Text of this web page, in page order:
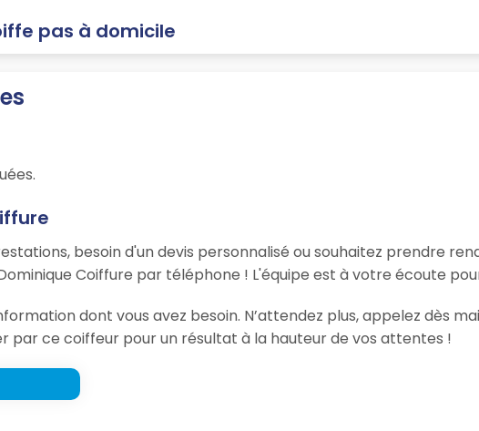
pas à domicile
besoin d'un devis personnalisé ou souhaitez prendre
Coiffure par téléphone ! L'équipe est à votre écoute
dont vous avez besoin. N’attendez plus, appelez dès
par ce coiffeur pour un résultat à la hauteur de vos attentes !